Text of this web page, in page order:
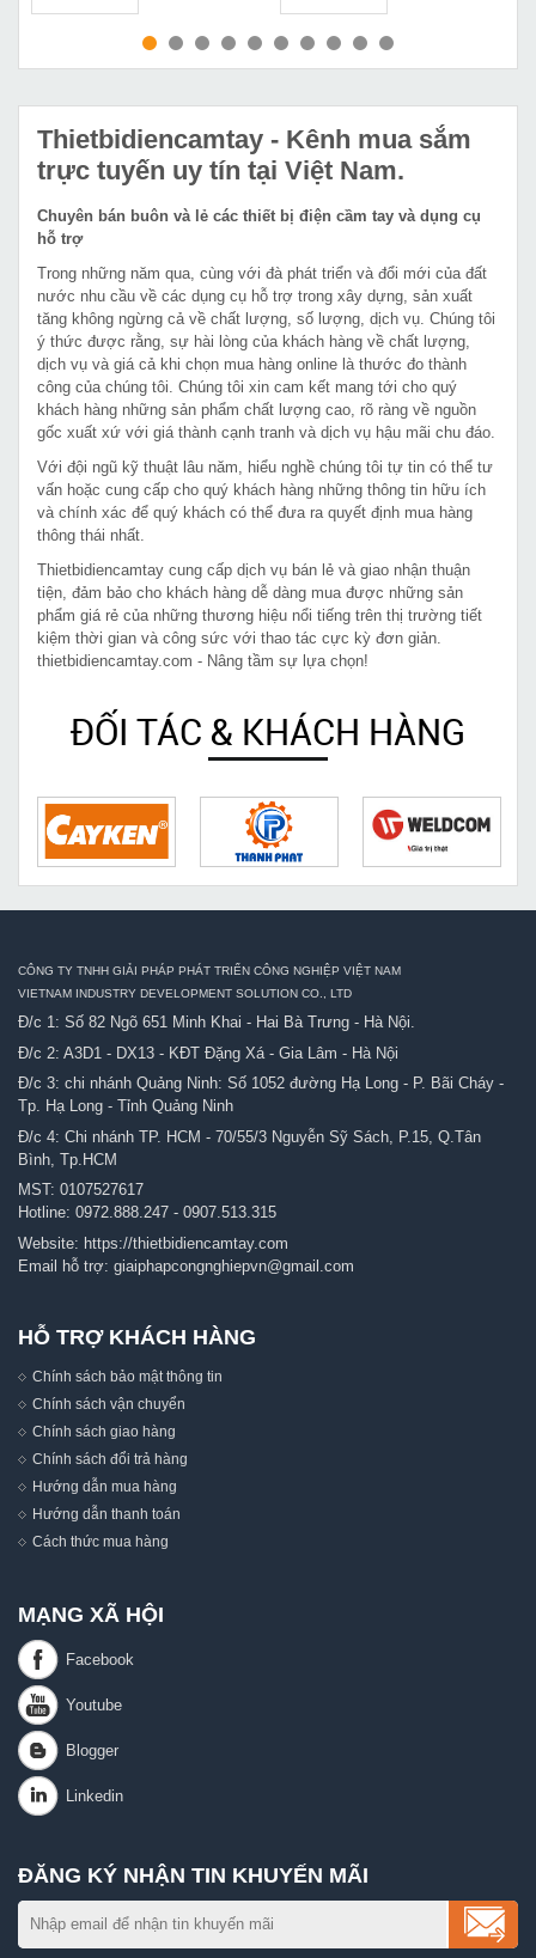
MUA NGAY MUA NGAY
Thietbidiencamtay - Kênh mua sắm
trực tuyến uy tín tại Việt Nam.
Chuyên bán buôn và lẻ các thiết bị điện cầm tay và dụng cụ
hỗ trợ
Trong những năm qua, cùng với đà phát triển và đổi mới của đất
nước nhu cầu về các dụng cụ hỗ trợ trong xây dựng, sản xuất
tăng không ngừng cả về chất lượng, số lượng, dịch vụ. Chúng tôi
ý thức được rằng, sự hài lòng của khách hàng về chất lượng,
dịch vụ và giá cả khi chọn mua hàng online là thước đo thành
công của chúng tôi. Chúng tôi xin cam kết mang tới cho quý
khách hàng những sản phẩm chất lượng cao, rõ ràng về nguồn
gốc xuất xứ với giá thành cạnh tranh và dịch vụ hậu mãi chu đáo.
Với đội ngũ kỹ thuật lâu năm, hiểu nghề chúng tôi tự tin có thể tư
vấn hoặc cung cấp cho quý khách hàng những thông tin hữu ích
và chính xác để quý khách có thể đưa ra quyết định mua hàng
thông thái nhất.
Thietbidiencamtay cung cấp dịch vụ bán lẻ và giao nhận thuận
tiện, đảm bảo cho khách hàng dễ dàng mua được những sản
phẩm giá rẻ của những thương hiệu nổi tiếng trên thị trường tiết
kiệm thời gian và công sức với thao tác cực kỳ đơn giản.
thietbidiencamtay.com - Nâng tầm sự lựa chọn!
ĐỐI TÁC & KHÁCH HÀNG
CÔNG TY TNHH GIẢI PHÁP PHÁT TRIỂN CÔNG NGHIỆP VIỆT NAM
VIETNAM INDUSTRY DEVELOPMENT SOLUTION CO., LTD
Đ/c 1: Số 82 Ngõ 651 Minh Khai - Hai Bà Trưng - Hà Nội.
Đ/c 2: A3D1 - DX13 - KĐT Đặng Xá - Gia Lâm - Hà Nội
Đ/c 3: chi nhánh Quảng Ninh: Số 1052 đường Hạ Long - P. Bãi Cháy -
Tp. Hạ Long - Tỉnh Quảng Ninh
Đ/c 4: Chi nhánh TP. HCM - 70/55/3 Nguyễn Sỹ Sách, P.15, Q.Tân
Bình, Tp.HCM
MST: 0107527617
Hotline: 0972.888.247 - 0907.513.315
Website: https://thietbidiencamtay.com
Email hỗ trợ: giaiphapcongnghiepvn@gmail.com
HỖ TRỢ KHÁCH HÀNG
Chính sách bảo mật thông tin
Chính sách vận chuyển
Chính sách giao hàng
Chính sách đổi trả hàng
Hướng dẫn mua hàng
Hướng dẫn thanh toán
Cách thức mua hàng
MẠNG XÃ HỘI
ĐĂNG KÝ NHẬN TIN KHUYẾN MÃI